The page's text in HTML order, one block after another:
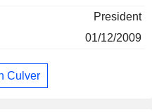
President
01/12/2009
Culver